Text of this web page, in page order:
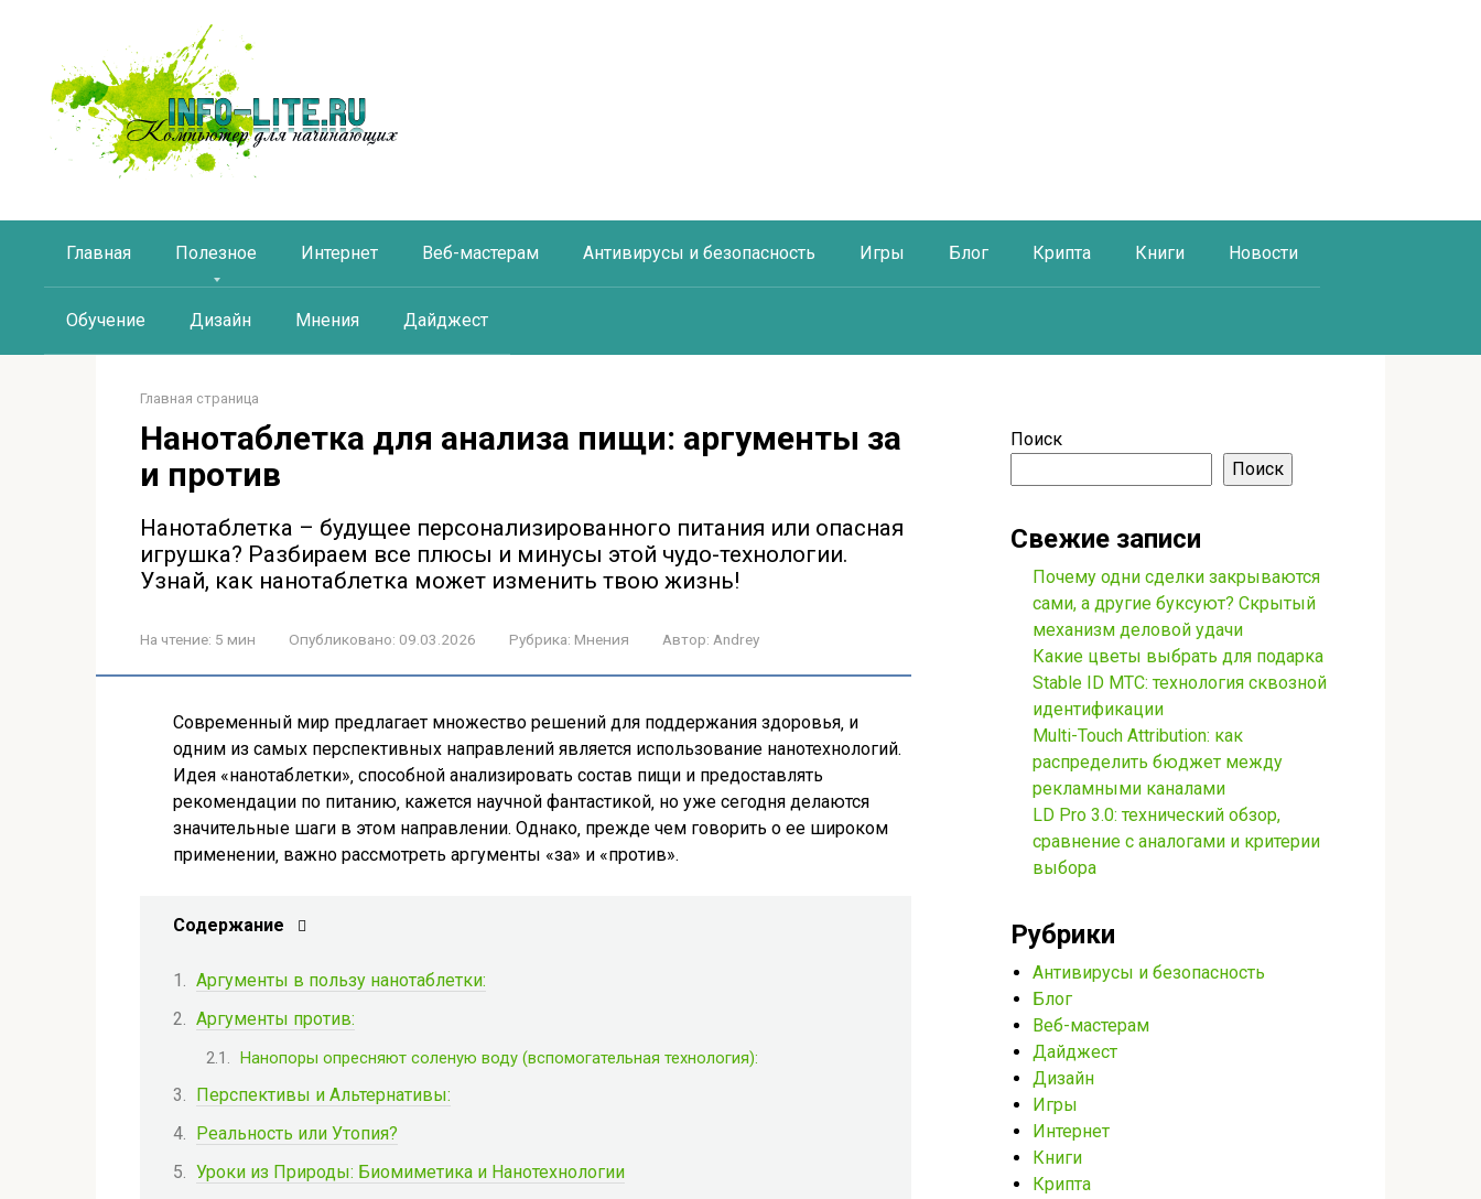
контенту
Главная Полезное Интернет Веб-мастерам Антивирусы и безопасность Игры Блог Крипта Книги Новости
Обучение Дизайн Мнения Дайджест
Главная страница
Нанотаблетка для анализа пищи: аргументы за
и против
Нанотаблетка – будущее персонализированного питания или опасная
игрушка? Разбираем все плюсы и минусы этой чудо-технологии.
Узнай, как нанотаблетка может изменить твою жизнь!
На чтение: 5 мин Опубликовано: 09.03.2026 Рубрика: Мнения Автор: Andrey
Современный мир предлагает множество решений для поддержания здоровья‚ и
одним из самых перспективных направлений является использование нанотехнологий.
Идея «нанотаблетки»‚ способной анализировать состав пищи и предоставлять
рекомендации по питанию‚ кажется научной фантастикой‚ но уже сегодня делаются
значительные шаги в этом направлении. Однако‚ прежде чем говорить о ее широком
применении‚ важно рассмотреть аргументы «за» и «против».
Содержание
Аргументы в пользу нанотаблетки:
Аргументы против:
Нанопоры опресняют соленую воду (вспомогательная технология):
Перспективы и Альтернативы:
Реальность или Утопия?
Уроки из Природы: Биомиметика и Нанотехнологии
Поиск
Поиск
Свежие записи
Почему одни сделки закрываются
сами, а другие буксуют? Скрытый
механизм деловой удачи
Какие цветы выбрать для подарка
Stable ID МТС: технология сквозной
идентификации
Multi-Touch Attribution: как
распределить бюджет между
рекламными каналами
LD Pro 3.0: технический обзор,
сравнение с аналогами и критерии
выбора
Рубрики
Антивирусы и безопасность
Блог
Веб-мастерам
Дайджест
Дизайн
Игры
Интернет
Книги
Крипта